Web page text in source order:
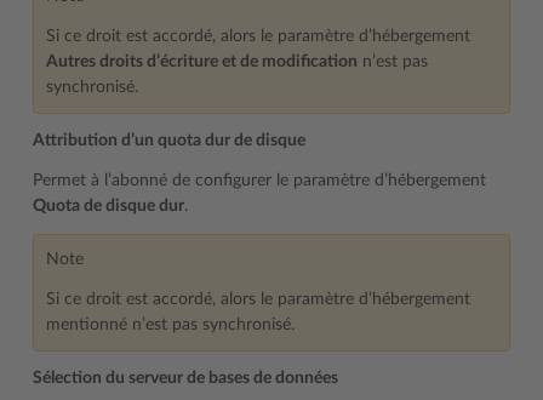
Si ce droit est accordé, alors le paramètre d’hébergement
Autres droits d’écriture et de modification n’est pas
synchronisé.
Attribution d’un quota dur de disque
Permet à l’abonné de configurer le paramètre d’hébergement
Quota de disque dur.
Note
Si ce droit est accordé, alors le paramètre d’hébergement
mentionné n’est pas synchronisé.
Sélection du serveur de bases de données